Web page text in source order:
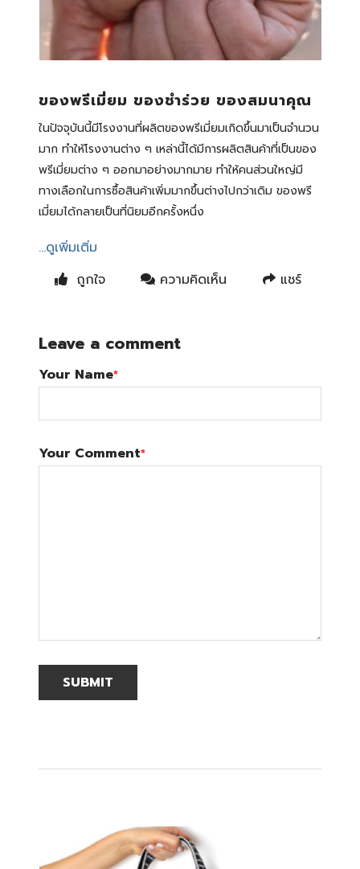
ของพรีเมี่ยม ของชำร่วย ของสมนาคุณ
ในปัจจุบันนี้มีโรงงานที่ผลิตของพรีเมี่ยมเกิดขึ้นมาเป็นจำนวน
มาก ทำให้โรงงานต่าง ๆ เหล่านี้ได้มีการผลิตสินค้าที่เป็นของ
พรีเมี่ยมต่าง ๆ ออกมาอย่างมากมาย ทำให้คนส่วนใหญ่มี
ทางเลือกในการซื้อสินค้าเพิ่มมากขึ้นต่างไปกว่าเดิม ของพรี
เมี่ยมได้กลายเป็นที่นิยมอีกครั้งหนึ่ง
...ดูเพิ่มเติ่ม
ถูกใจ
ความคิดเห็น แชร์
Leave a comment
Your Name*
Your Comment*